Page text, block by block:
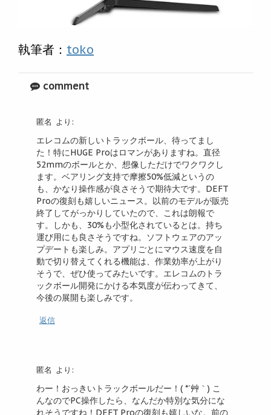
執筆者： toko
comment
匿名 より:
エレコムの新しいトラックボール、待ってまし
た！特にHUGE Proはロマンがありますね。直径
52mmのボールとか、想像しただけでワクワクし
ます。ベアリング支持で摩擦50%低減というの
も、かなり操作感が良さそうで期待大です。DEFT
Proの復刻も嬉しいニュース。以前のモデルが販売
終了してがっかりしていたので、これは朗報で
す。しかも、30%も小型化されているとは。持ち
運び用にも良さそうですね。ソフトウェアのアッ
プデートも楽しみ。アプリごとにマウス速度を自
動で切り替えてくれる機能は、作業効率が上がり
そうで、ぜひ使ってみたいです。エレコムのトラ
ックボール開発にかける本気度が伝わってきて、
今後の展開も楽しみです。
返信
匿名 より:
わー！おっきいトラックボールだー！( *´艸｀) こ
んなのでPC操作したら、なんだか特別な気分にな
れそうですね！DEFT Proの復刻も嬉しいな。前の